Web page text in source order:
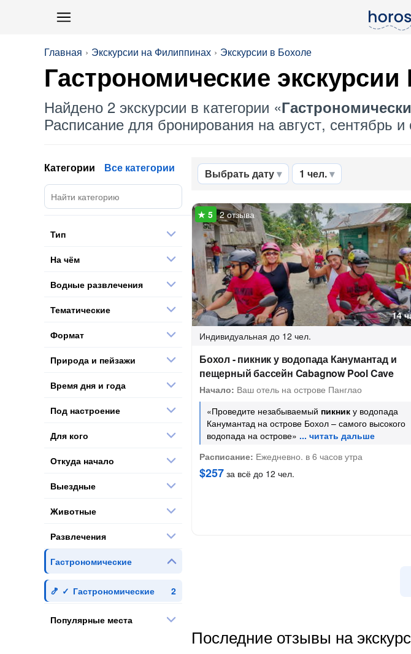
Главная Экскурсии на Филиппинах Экскурсии в Бохоле
Гастрономические экскурсии
Найдено 2 экскурсии в категории «
Расписание для бронирования на август, сентябрь и
Выбрать дату 1 чел.
14
2 отзыва
Индивидуальная до 12 чел.
Бохол - пикник у водопада Канумантад и
пещерный бассейн Cabagnow Pool Cave
Начало: Ваш отель на острове Панглао
«Проведите незабываемый пикник у водопада
Канумантад на острове Бохол – самого высокого
водопада на острове»
Расписание: Ежедневно. в 6 часов утра
$257 за всё до 12 чел.
Последние отзывы на
Категории Все категории
Тип
На чём
Водные развлечения
Тематические
Формат
Природа и пейзажи
Время дня и года
Под настроение
Для кого
Откуда начало
Выездные
Животные
Развлечения
Гастрономические
Гастрономические
Популярные места